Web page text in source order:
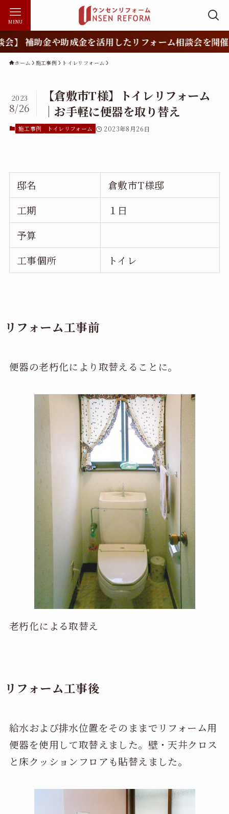
MENU
補助金や助成金を活用したリフォーム相談会を開催！
ホーム 施工事例 トイレリフォーム
【倉敷市T様】トイレリフォーム
｜お手軽に便器を取り替え
2023
8/26
施工事例 トイレリフォーム 2023年8月26日
邸名
倉敷市T様邸
工期
１日
予算
工事個所
トイレ
リフォーム工事前
便器の老朽化により取替えることに。
老朽化による取替え
リフォーム工事後
給水および排水位置をそのままでリフォーム用
便器を使用して取替えました。壁・天井クロス
と床クッションフロアも貼替えました。